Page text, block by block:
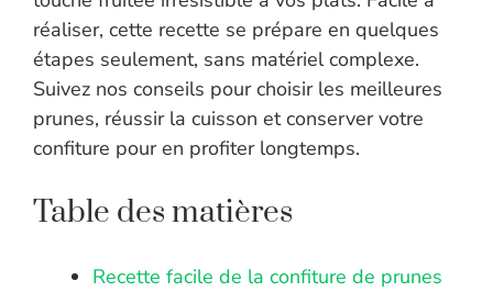
réaliser, cette recette se prépare en quelques
étapes seulement, sans matériel complexe.
Suivez nos conseils pour choisir les meilleures
prunes, réussir la cuisson et conserver votre
confiture pour en profiter longtemps.
Table des matières
Recette facile de la confiture de prunes